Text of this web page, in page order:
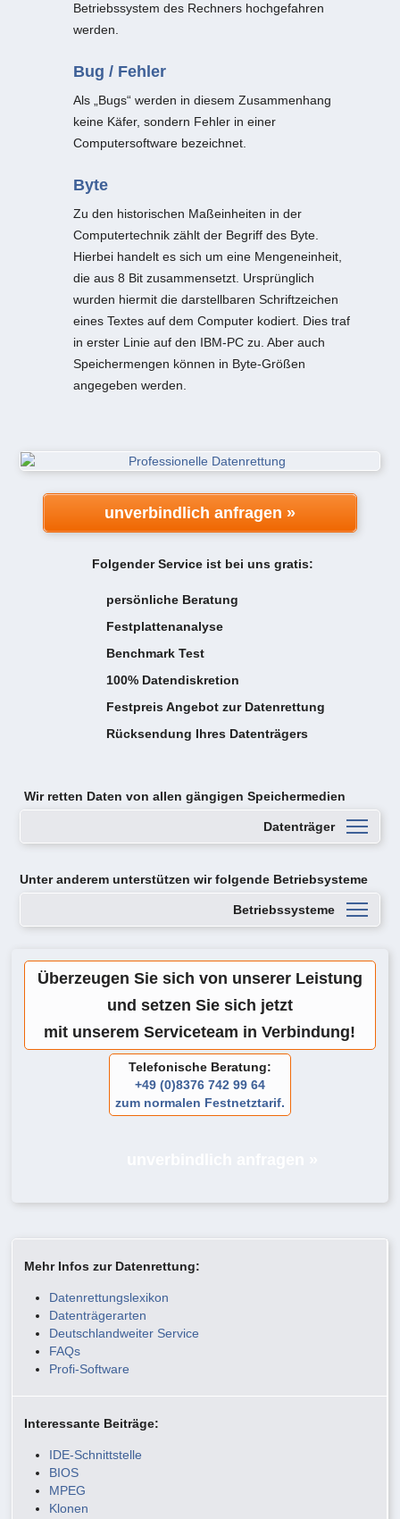
Betriebssystem des Rechners hochgefahren
werden.
Bug / Fehler
Als „Bugs“ werden in diesem Zusammenhang
keine Käfer, sondern Fehler in einer
Computersoftware bezeichnet.
Byte
Zu den historischen Maßeinheiten in der
Computertechnik zählt der Begriff des Byte.
Hierbei handelt es sich um eine Mengeneinheit,
die aus 8 Bit zusammensetzt. Ursprünglich
wurden hiermit die darstellbaren Schriftzeichen
eines Textes auf dem Computer kodiert. Dies traf
in erster Linie auf den IBM-PC zu. Aber auch
Speichermengen können in Byte-Größen
angegeben werden.
unverbindlich anfragen »
Folgender Service ist bei uns gratis:
persönliche Beratung
Festplattenanalyse
Benchmark Test
100% Datendiskretion
Festpreis Angebot zur Datenrettung
Rücksendung Ihres Datenträgers
Wir retten Daten vonallen gängigen Speichermedien
Datenträger
Unter anderem unterstützen wir folgende Betriebsysteme
Betriebssysteme
Überzeugen Sie sich von unserer Leistung
und setzen Sie sich jetzt
mit unserem Serviceteam in Verbindung!
Telefonische Beratung:
+49 (0)8376 742 99 64
zum normalen Festnetztarif.
Mehr Infos zur Datenrettung:
Datenrettungslexikon
Datenträgerarten
Deutschlandweiter Service
FAQs
Profi-Software
Interessante Beiträge:
IDE-Schnittstelle
BIOS
MPEG
Klonen